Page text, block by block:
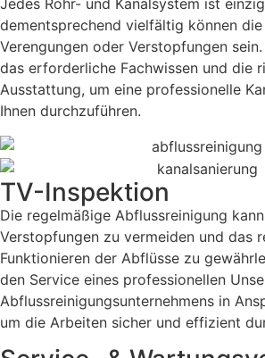
dementsprechend vielfältig können
Verengungen oder Verstopfungen
das erforderliche Fachwissen und die
Ausstattung, um eine professionelle
Ihnen durchzuführen.
TV-Inspektion
Die regelmäßige Abflussreinigung
Verstopfungen zu vermeiden und das
Funktionieren der Abflüsse zu
den Service eines professionellen
Abflussreinigungsunternehmens in
um die Arbeiten sicher und effizient